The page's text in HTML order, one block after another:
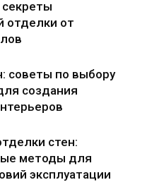
отделки от
советы по выбору
создания
стен:
методы для
эксплуатации